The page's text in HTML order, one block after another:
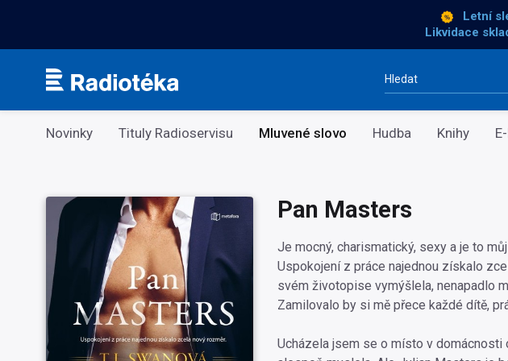
Letní
Likvidace
Vyhledávání
Kategorie
Novinky Tituly Radioservisu Mluvené slovo Hudba Knihy
Pan Masters
Je mocný, charismatický, sexy a je to
Uspokojení z práce najednou získalo
svém životopise vymýšlela, nenapadlo
Zamilovalo by si mě přece každé dítě,
Ucházela jsem se o místo v domácnosti